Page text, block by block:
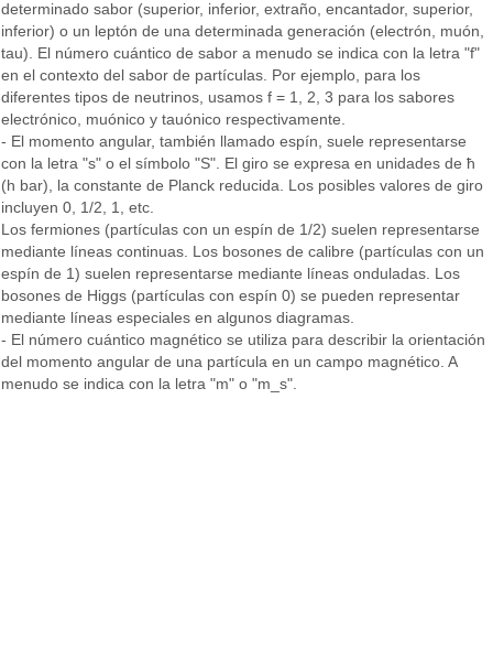
determinado sabor (superior, inferior, extraño, encantador, superior,
inferior) o un leptón de una determinada generación (electrón, muón,
tau). El número cuántico de sabor a menudo se indica con la letra "f"
en el contexto del sabor de partículas. Por ejemplo, para los
diferentes tipos de neutrinos, usamos f = 1, 2, 3 para los sabores
electrónico, muónico y tauónico respectivamente.
- El momento angular, también llamado espín, suele representarse
con la letra "s" o el símbolo "S". El giro se expresa en unidades de ħ
(h bar), la constante de Planck reducida. Los posibles valores de giro
incluyen 0, 1/2, 1, etc.
Los fermiones (partículas con un espín de 1/2) suelen representarse
mediante líneas continuas. Los bosones de calibre (partículas con un
espín de 1) suelen representarse mediante líneas onduladas. Los
bosones de Higgs (partículas con espín 0) se pueden representar
mediante líneas especiales en algunos diagramas.
- El número cuántico magnético se utiliza para describir la orientación
del momento angular de una partícula en un campo magnético. A
menudo se indica con la letra "m" o "m_s".